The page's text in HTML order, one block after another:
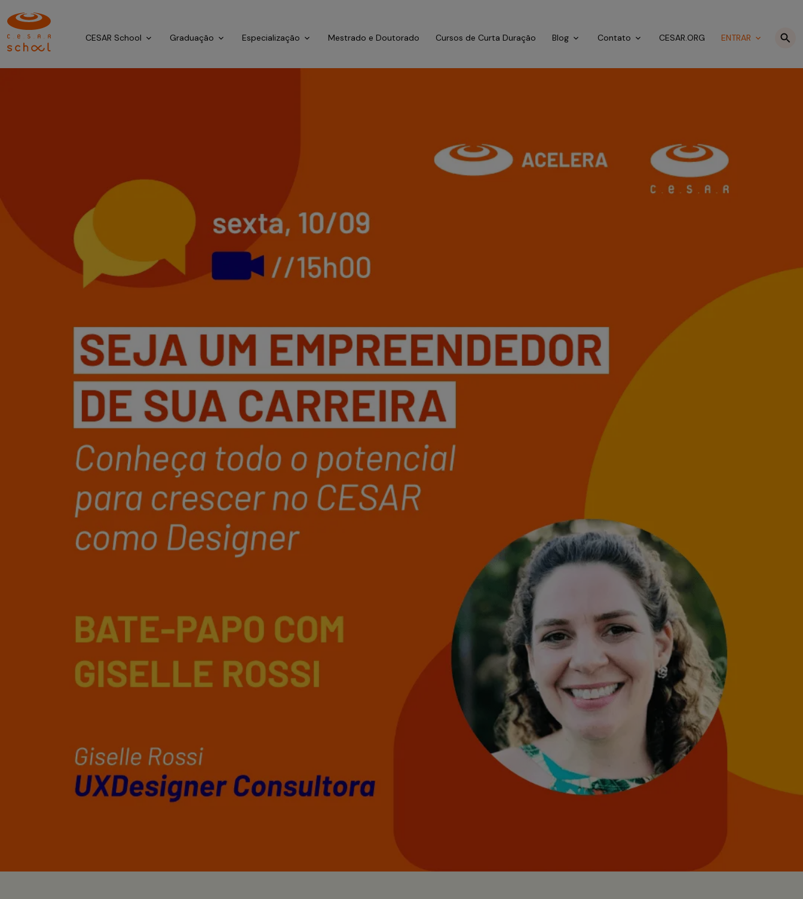
CESAR School Graduação Especialização Mestrado e Doutorado Cursos de Curta Duração Blog Contato CESAR.ORG ENTRAR